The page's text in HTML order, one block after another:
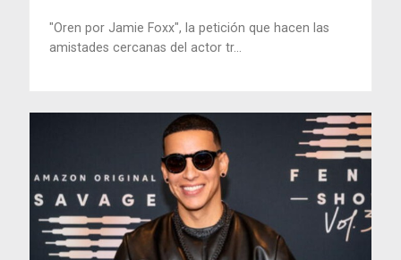
"Oren por Jamie Foxx", la petición que hacen las
amistades cercanas del actor tr...